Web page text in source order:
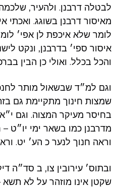
לבטלה דרבנן. ולהעיר,
מאיסור דרבנן בשוגג. ואכתי
לומר שלא איכפת לן אפי׳
איסור ספי׳ בדרבנן, ונקט
והכל בכלל. ואולי כן הבין
וגם למ״ד שבשאול מותר
שמצות חינוך מתקיימת גם
בחיסר מעיקר המצוה. וגם
מדרבנן כמו בשאר ימי
וראה חנוך לנער כ הע׳ יט.
ובתוס׳ עירובין צו, ב סד״ה
שקטן אינו מוזהר על לא